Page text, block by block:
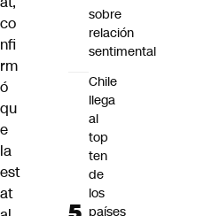
co
nfi
rm
ó
qu
e
la
est
at
sobre
relación
sentimental
Chile
llega
al
top
ten
de
los
países